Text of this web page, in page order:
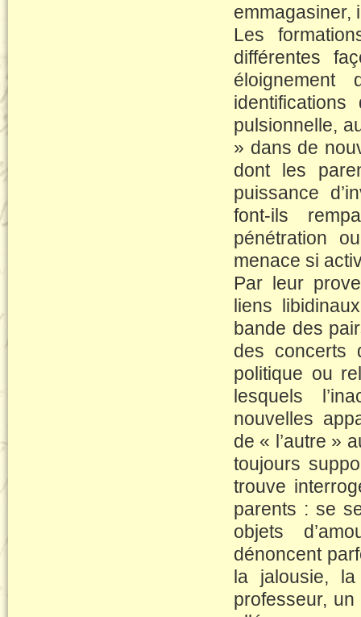
emmagasiner,
Les
différentes
pulsionnelle,
» dans de
dont les
puissance
font-ils
pénétration
menace si
Par leur
liens
bande des
des concerts
politique ou
lesquels
nouvelles
de « l’autre »
toujours
trouve
parents : se
objets
dénoncent
la jalousie,
professeur,